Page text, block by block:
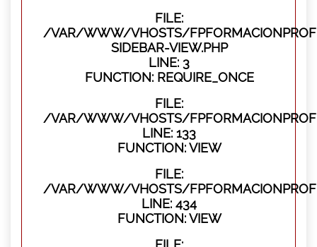
FILE:
/VAR/WWW/VHOSTS/
SIDEBAR-VIEW.PHP
LINE: 3
FUNCTION: REQUIRE_ONCE
FILE:
/VAR/WWW/VHOSTS/
LINE: 133
FUNCTION: VIEW
FILE:
/VAR/WWW/VHOSTS/
LINE: 434
FUNCTION: VIEW